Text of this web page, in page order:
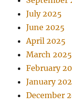
July 2025
June 2025
April 2025
March 2025
February
January
December